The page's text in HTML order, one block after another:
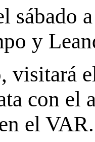
sábado
y
visitará
con el
el VAR.